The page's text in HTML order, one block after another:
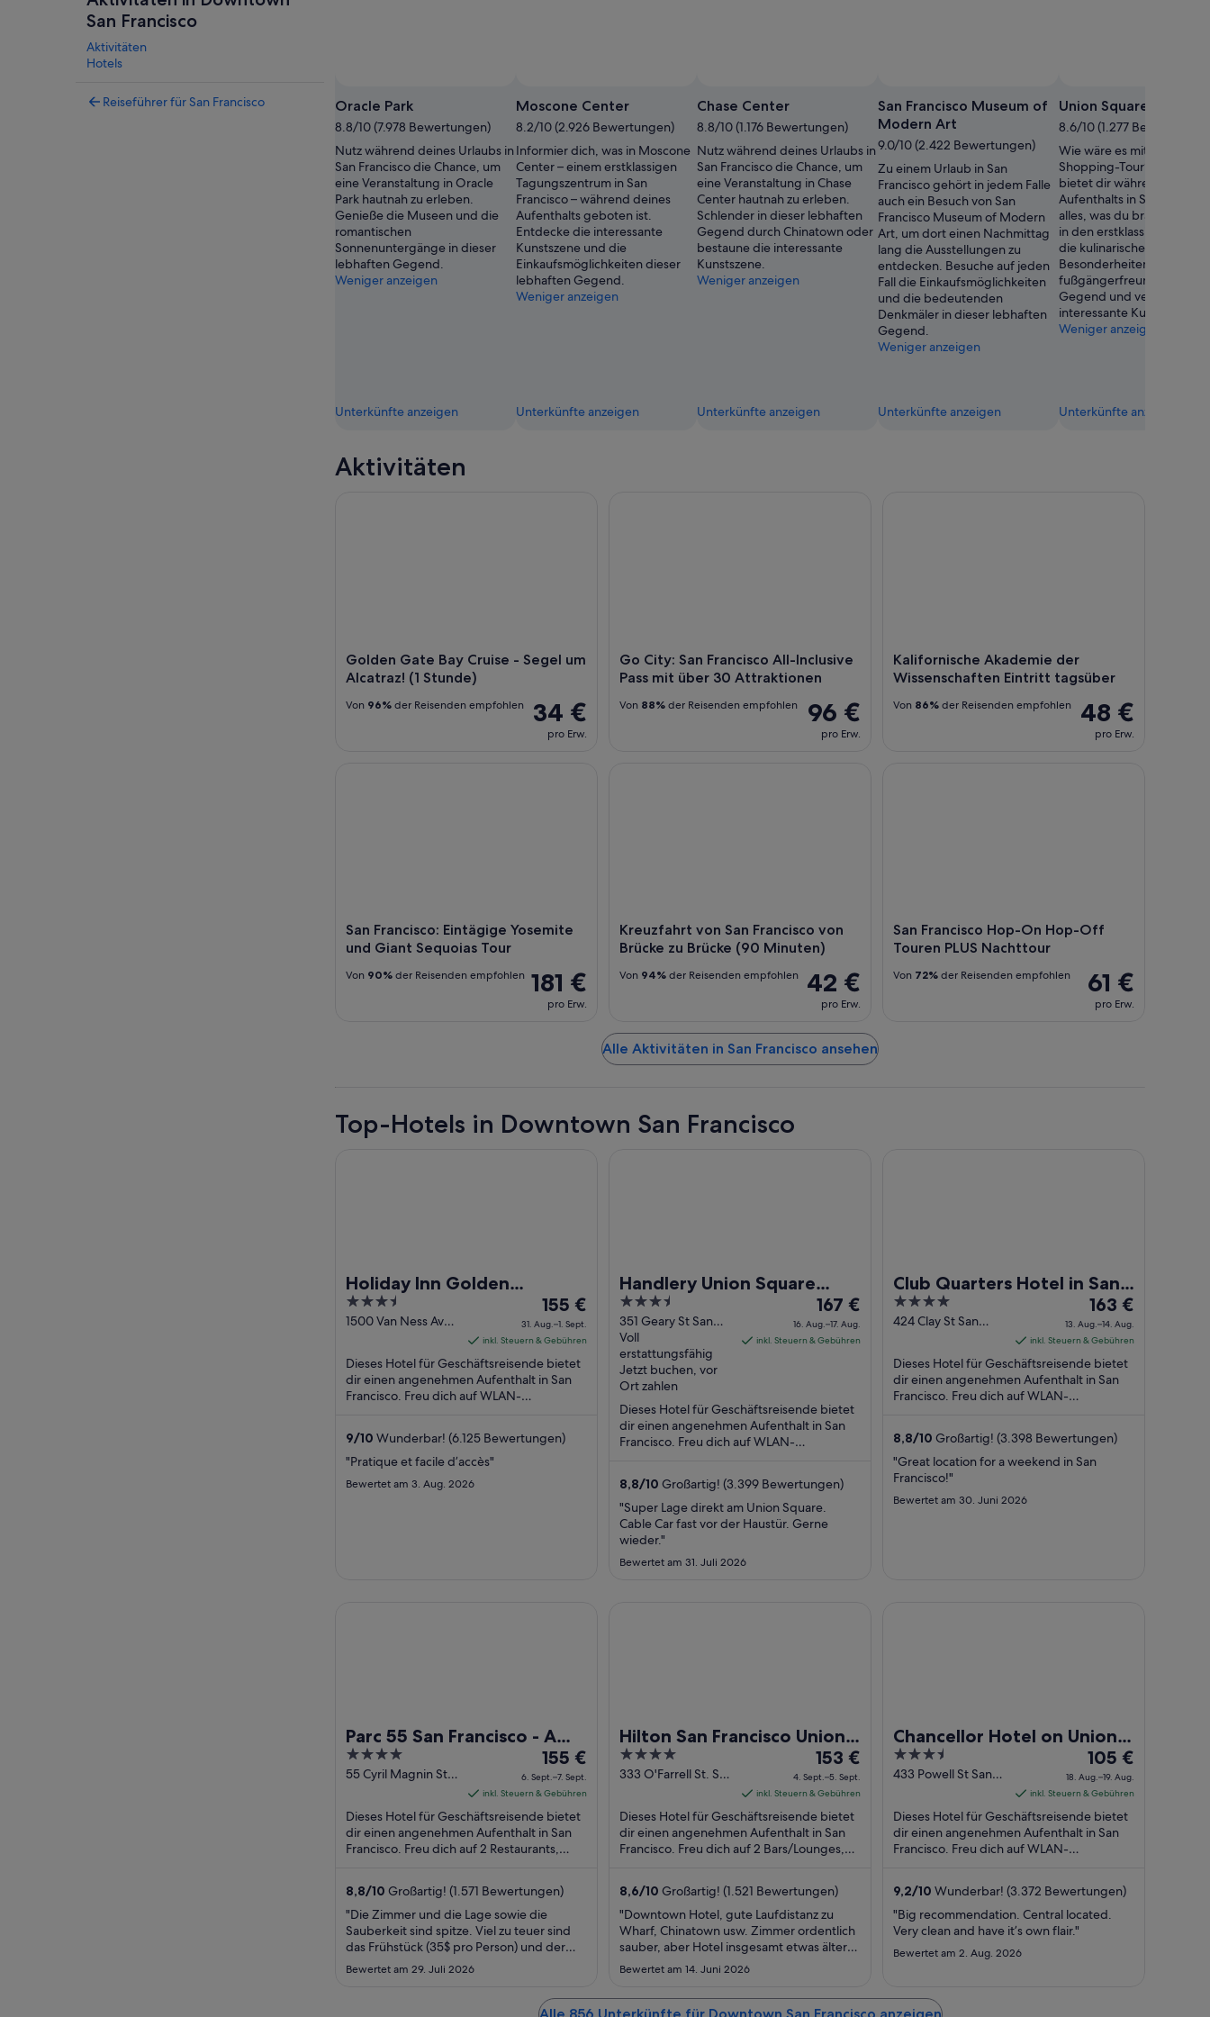
San Francisco
Aktivitäten
Hotels
Reiseführer für San Francisco Oracle Park
8.8/10 (7.978 Bewertungen)
Nutz während deines Urlaubs in
San Francisco die Chance, um
eine Veranstaltung in Oracle
Park hautnah zu erleben.
Genieße die Museen und die
romantischen
Sonnenuntergänge in dieser
lebhaften Gegend.
Weniger anzeigen
Unterkünfte anzeigen
Moscone Center
8.2/10 (2.926 Bewertungen)
Informier dich, was in Moscone
Center – einem erstklassigen
Tagungszentrum in San
Francisco – während deines
Aufenthalts geboten ist.
Entdecke die interessante
Kunstszene und die
Einkaufsmöglichkeiten dieser
lebhaften Gegend.
Weniger anzeigen
Unterkünfte anzeigen
Chase Center
8.8/10 (1.176 Bewertungen)
Nutz während deines Urlaubs in
San Francisco die Chance, um
eine Veranstaltung in Chase
Center hautnah zu erleben.
Schlender in dieser lebhaften
Gegend durch Chinatown oder
bestaune die interessante
Kunstszene.
Weniger anzeigen
Unterkünfte anzeigen
San Francisco Museum of
Modern Art
9.0/10 (2.422 Bewertungen)
Zu einem Urlaub in San
Francisco gehört in jedem Falle
auch ein Besuch von San
Francisco Museum of Modern
Art, um dort einen Nachmittag
lang die Ausstellungen zu
entdecken. Besuche auf jeden
Fall die Einkaufsmöglichkeiten
und die bedeutenden
Denkmäler in dieser lebhaften
Gegend.
Weniger anzeigen
Unterkünfte anzeigen
Union Square
8.6/10 (1.277
Wie wäre es mit einer
Shopping-Tour? Union
bietet dir während deines
Aufenthalts in San
alles, was du brauchst.
in den erstklassigen
die kulinarischen
Besonderheiten dieser
fußgängerfreundlichen
Gegend und vergiss auch
interessante Kunstszene
Weniger anzeigen
Unterkünfte anzeigen
Aktivitäten
Golden Gate Bay Cruise - Segel um
Alcatraz! (1 Stunde)
34 €
pro Erw.
Von 96% der Reisenden empfohlen
Go City: San Francisco All-Inclusive
Pass mit über 30 Attraktionen
96 €
pro Erw.
Von 88% der Reisenden empfohlen
Kalifornische Akademie der
Wissenschaften Eintritt tagsüber
48 €
pro Erw.
Von 86% der Reisenden empfohlen
San Francisco: Eintägige Yosemite
und Giant Sequoias Tour
181 €
pro Erw.
Von 90% der Reisenden empfohlen
Kreuzfahrt von San Francisco von
Brücke zu Brücke (90 Minuten)
42 €
pro Erw.
Von 94% der Reisenden empfohlen
San Francisco Hop-On Hop-Off
Touren PLUS Nachttour
61 €
pro Erw.
Von 72% der Reisenden empfohlen
Alle Aktivitäten in San Francisco ansehen
Top-Hotels in Downtown San Francisco
Holiday Inn Golden
Gateway by IHG
3.5
out
5
1500 Van Ness Ave
Der
Preis
beträgt
155 €
pro
31.
155 €
31. Aug.–1. Sept.
inkl. Steuern & Gebühren
Dieses Hotel für Geschäftsreisende bietet
dir einen angenehmen Aufenthalt in San
Francisco. Freu dich auf WLAN-
9/10 Wunderbar! (6.125 Bewertungen)
"Pratique et facile d’accès"
Bewertet am 3. Aug. 2026
Handlery Union Square
Hotel
3.5
out
of
5
351 Geary St San
Francisco CA
Voll
erstattungsfähig
Jetzt buchen, vor
Ort zahlen
Der
Preis
beträgt
vom
16.
zum
17.
Aug.
167 €
16. Aug.–17. Aug.
inkl. Steuern & Gebühren
Dieses Hotel für Geschäftsreisende bietet
dir einen angenehmen Aufenthalt in San
Francisco. Freu dich auf WLAN-
8,8/10 Großartig! (3.399 Bewertungen)
"Super Lage direkt am Union Square.
Cable Car fast vor der Haustür. Gerne
wieder."
Bewertet am 31. Juli 2026
Club Quarters Hotel in San
Francisco
4
out
5
424 Clay St San
Der
Preis
beträgt
163 €
pro
13.
163 €
13. Aug.–14. Aug.
inkl. Steuern & Gebühren
Dieses Hotel für Geschäftsreisende bietet
dir einen angenehmen Aufenthalt in San
Francisco. Freu dich auf WLAN-
8,8/10 Großartig! (3.398 Bewertungen)
"Great location for a weekend in San
Francisco!"
Bewertet am 30. Juni 2026
Parc 55 San Francisco - A
Hilton Hotel
4
out
5
55 Cyril Magnin St
Der
Preis
beträgt
155 €
pro
Nacht
6.
bis
zum
155 €
6. Sept.–7. Sept.
inkl. Steuern & Gebühren
Dieses Hotel für Geschäftsreisende bietet
dir einen angenehmen Aufenthalt in San
Francisco. Freu dich auf 2 Restaurants,
8,8/10 Großartig! (1.571 Bewertungen)
"Die Zimmer und die Lage sowie die
Sauberkeit sind spitze. Viel zu teuer sind
das Frühstück (35$ pro Person) und der
Parkplatz (90$). Nicht sehr schön war auch,
Anreisetag 90$ berechnen wollte und man
erst nach reichlicher Diskussion nur 2h
Bewertet am 29. Juli 2026
Hilton San Francisco Union
Square
4
out
5
333 O'Farrell St. San
Der
Preis
beträgt
153 €
pro
Nacht
4.
bis
zum
153 €
4. Sept.–5. Sept.
inkl. Steuern & Gebühren
Dieses Hotel für Geschäftsreisende bietet
dir einen angenehmen Aufenthalt in San
Francisco. Freu dich auf 2 Bars/Lounges,
8,6/10 Großartig! (1.521 Bewertungen)
"Downtown Hotel, gute Laufdistanz zu
Wharf, Chinatown usw. Zimmer ordentlich
sauber, aber Hotel insgesamt etwas älter
und dunkel ausgestattet"
Bewertet am 14. Juni 2026
Chancellor Hotel on Union
Square
3.5
out
5
433 Powell St San
Der
Preis
beträgt
105 €
pro
18.
Aug.
105 €
18. Aug.–19. Aug.
inkl. Steuern & Gebühren
Dieses Hotel für Geschäftsreisende bietet
dir einen angenehmen Aufenthalt in San
Francisco. Freu dich auf WLAN-
9,2/10 Wunderbar! (3.372 Bewertungen)
"Big recommendation. Central located.
Very clean and have it’s own flair."
Bewertet am 2. Aug. 2026